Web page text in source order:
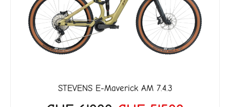
STEVENSE-Maverick AM 7.4.3
CHF 6'999CHF